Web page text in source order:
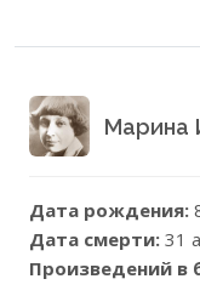
Марина
Дата рождения:
Дата смерти: 31
Произведений в